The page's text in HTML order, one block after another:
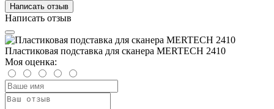
Написать отзыв
Написать отзыв
Пластиковая подставка для сканера MERTECH 2410
Моя оценка: